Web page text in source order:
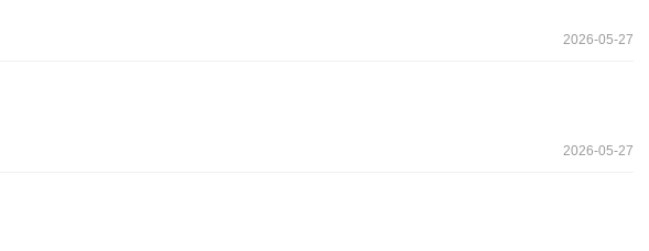
2026-05-27
2026-05-27